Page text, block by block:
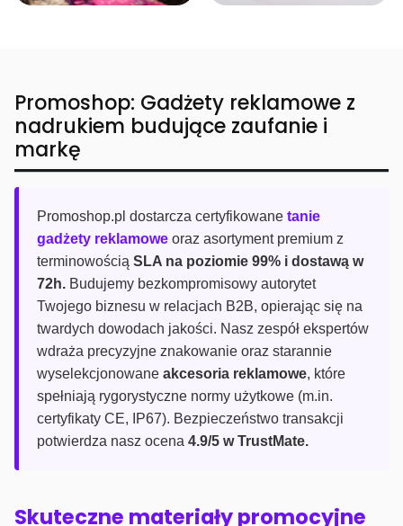
Promoshop: Gadżety reklamowe z
nadrukiem budujące zaufanie i
markę
Promoshop.pl dostarcza certyfikowane tanie
gadżety reklamowe oraz asortyment premium z
terminowością SLA na poziomie 99% i dostawą w
72h. Budujemy bezkompromisowy autorytet
Twojego biznesu w relacjach B2B, opierając się na
twardych dowodach jakości. Nasz zespół ekspertów
wdraża precyzyjne znakowanie oraz starannie
wyselekcjonowane akcesoria reklamowe, które
spełniają rygorystyczne normy użytkowe (m.in.
certyfikaty CE, IP67). Bezpieczeństwo transakcji
potwierdza nasz ocena 4.9/5 w TrustMate.
Skuteczne materiały promocyjne